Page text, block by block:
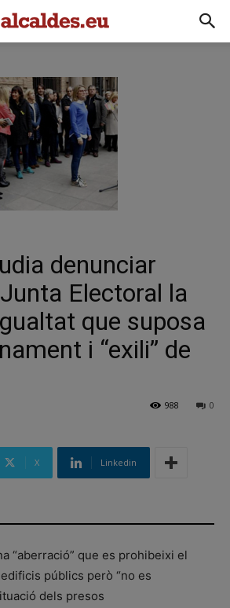
denunciar
Electoral la
que suposa
i “exili” de
0
988
X Linkedin
“aberració” que es prohibeixi el
públics però “no es
dels presos